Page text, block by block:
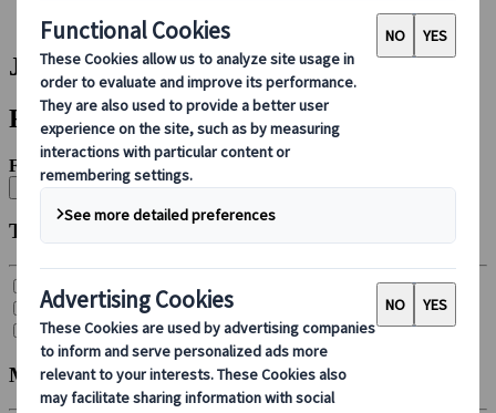
Consultation en ligne
Japanspecialist | Resultats
Filtres
Filtrer par :
Effacer tout
Type de circuit
Circuit autotour ( 4)
Circuit en groupe (5)
Circuit individuel (28)
Mois de départ